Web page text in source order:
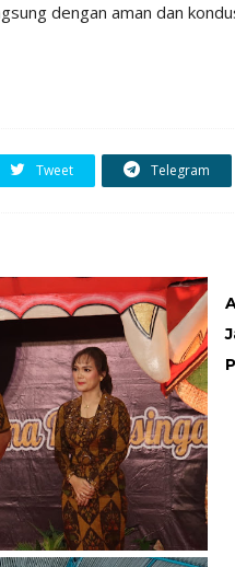
dengan aman dan
Tweet Telegram